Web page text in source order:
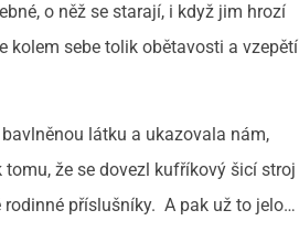
o něž se starají, i když jim hrozí
kolem sebe tolik obětavosti a vzepětí
látku a ukazovala nám,
že se dovezl kufříkový šicí stroj
rodinné příslušníky. A pak už to jelo…